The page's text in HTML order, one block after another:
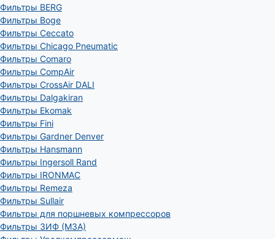
Фильтры BERG
Фильтры Boge
Фильтры Ceccato
Фильтры Chicago Pneumatic
Фильтры Comaro
Фильтры CompAir
Фильтры CrossAir DALI
Фильтры Dalgakiran
Фильтры Ekomak
Фильтры Fini
Фильтры Gardner Denver
Фильтры Hansmann
Фильтры Ingersoll Rand
Фильтры IRONMAC
Фильтры Remeza
Фильтры Sullair
Фильтры для поршневых компрессоров
Фильтры ЗИФ (МЗА)